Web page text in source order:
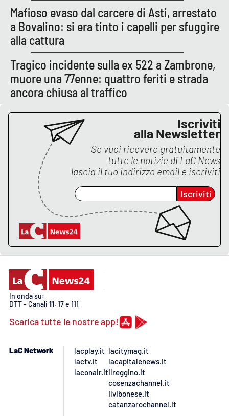
Catanzaro
Crotone
Vibo Valentia
Reggio Calabria
Cosenza
Lamezia Terme
PROGETTI
SPECIALI
Buona Sanità Calabria
CALABRIAVISIONE
Destinazioni
Eventi
Storie
Mafioso evaso dal carcere di Asti, arrestato
a Bovalino: si era tinto i capelli per sfuggire
alla cattura
Tragico incidente sulla ex 522 a Zambrone,
muore una 77enne: quattro feriti e strada
ancora chiusa al traffico
Iscriviti
alla Newsletter
Se vuoi ricevere gratuitamente
tutte le notizie di LaC News
lascia il tuo indirizzo email e iscriviti
Iscriviti
In onda su:
DTT - Canali 11, 17 e 111
Scarica tutte le nostre app!
LaC Network
lacplay.it
lactv.it
laconair.it
lacitymag.it
lacapitalenews.it
ilreggino.it
cosenzachannel.it
ilvibonese.it
catanzarochannel.it